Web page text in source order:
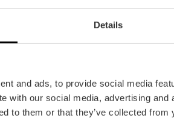
Details
and ads, to provide social media
with our social media, advertising
to them or that they’ve collected
Servicio de restaurante
comidas. Talleres de martes a